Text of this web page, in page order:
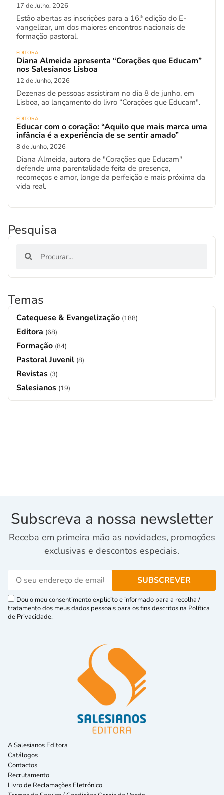
17 de Julho, 2026
Estão abertas as inscrições para a 16.ª edição do E-
vangelizar, um dos maiores encontros nacionais de
formação pastoral.
EDITORA
Diana Almeida apresenta “Corações que Educam”
nos Salesianos Lisboa
12 de Junho, 2026
Dezenas de pessoas assistiram no dia 8 de junho, em
Lisboa, ao lançamento do livro “Corações que Educam".
EDITORA
Educar com o coração: “Aquilo que mais marca uma
infância é a experiência de se sentir amado”
8 de Junho, 2026
Diana Almeida, autora de "Corações que Educam"
defende uma parentalidade feita de presença,
recomeços e amor, longe da perfeição e mais próxima da
vida real.
Pesquisa
Temas
Catequese & Evangelização (188)
Editora (68)
Formação (84)
Pastoral Juvenil (8)
Revistas (3)
Salesianos (19)
Subscreva a nossa newsletter
Receba em primeira mão as novidades, promoções
exclusivas e descontos especiais.
Dou o meu consentimento explícito e informado para a recolha /
tratamento dos meus dados pessoais para os fins descritos na Política
de Privacidade.
A Salesianos Editora
Catálogos
Contactos
Recrutamento
Livro de Reclamações Eletrónico